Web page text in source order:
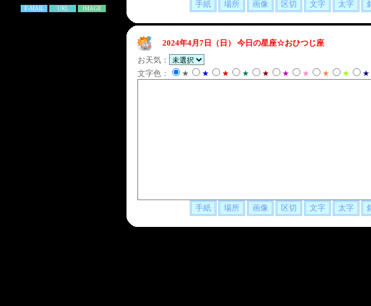
E-MAIL URL IMAGE
2024年4月7日（日）
今日の星座☆おひつじ座
お天気：
文字色：
★ ★ ★ ★ ★ ★ ★ ★ ★ ★